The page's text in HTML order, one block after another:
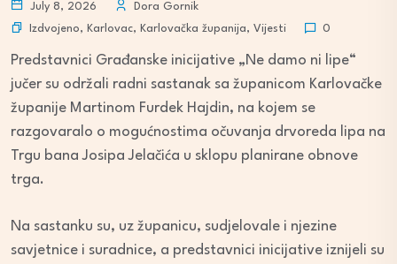
July 8, 2026
Dora Gornik
Izdvojeno, Karlovac, Karlovačka županija, Vijesti 0
Predstavnici Građanske inicijative „Ne damo ni lipe“
jučer su održali radni sastanak sa županicom Karlovačke
županije Martinom Furdek Hajdin, na kojem se
razgovaralo o mogućnostima očuvanja drvoreda lipa na
Trgu bana Josipa Jelačića u sklopu planirane obnove
trga.
Na sastanku su, uz županicu, sudjelovale i njezine
savjetnice i suradnice, a predstavnici inicijative iznijeli su